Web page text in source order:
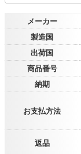
メーカー
製造国
出荷国
商品番号
納期
お支払方法
返品